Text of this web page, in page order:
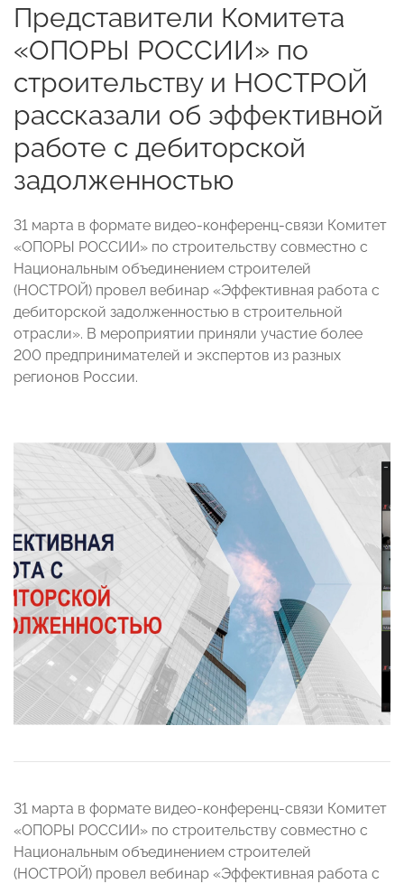
Представители Комитета
«ОПОРЫ РОССИИ» по
строительству и НОСТРОЙ
рассказали об эффективной
работе с дебиторской
задолженностью
31 марта в формате видео-конференц-связи Комитет
«ОПОРЫ РОССИИ» по строительству совместно с
Национальным объединением строителей
(НОСТРОЙ) провел вебинар «Эффективная работа с
дебиторской задолженностью в строительной
отрасли». В мероприятии приняли участие более
200 предпринимателей и экспертов из разных
регионов России.
31 марта в формате видео-конференц-связи Комитет
«ОПОРЫ РОССИИ» по строительству совместно с
Национальным объединением строителей
(НОСТРОЙ) провел вебинар «Эффективная работа с